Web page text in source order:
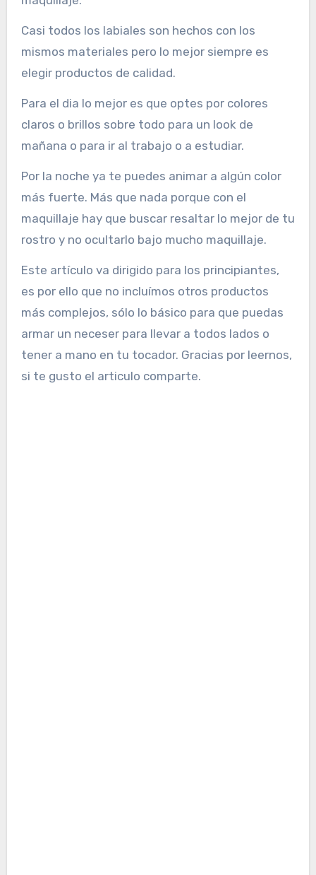
Casi todos los labiales son hechos con los
mismos materiales pero lo mejor siempre es
elegir productos de calidad.
Para el dia lo mejor es que optes por colores
claros o brillos sobre todo para un look de
mañana o para ir al trabajo o a estudiar.
Por la noche ya te puedes animar a algún color
más fuerte. Más que nada porque con el
maquillaje hay que buscar resaltar lo mejor de tu
rostro y no ocultarlo bajo mucho maquillaje.
Este artículo va dirigido para los principiantes,
es por ello que no incluímos otros productos
más complejos, sólo lo básico para que puedas
armar un neceser para llevar a todos lados o
tener a mano en tu tocador. Gracias por leernos,
si te gusto el articulo comparte.